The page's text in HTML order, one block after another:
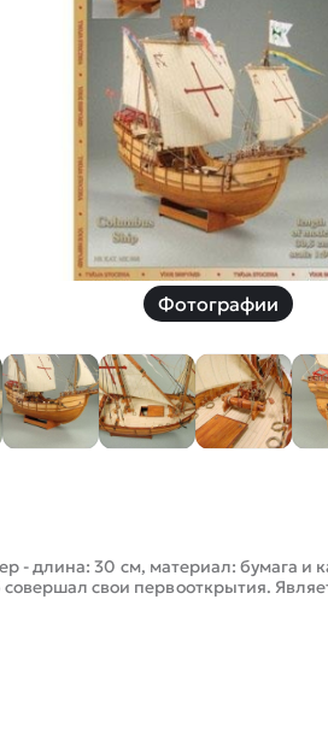
Дроны с 4k камерой
Скоростной катер
Вертолетик для детей ну пульте
Машины 1 к 10
Скидки
Смотреть
Фотографии
- длина: 30 см, материал: бумага и
свои первооткрытия.
Наши